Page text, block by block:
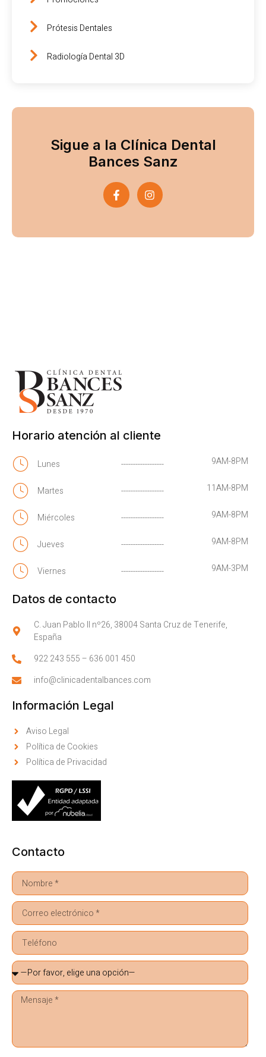
Prótesis Dentales
Radiología Dental 3D
Sigue a la Clínica Dental
Bances Sanz
Horario atención al cliente
Lunes ------------------ 9AM-8PM
Martes ------------------ 11AM-8PM
Miércoles ------------------ 9AM-8PM
Jueves ------------------ 9AM-8PM
Viernes ------------------ 9AM-3PM
Datos de contacto
C. Juan Pablo II nº26, 38004 Santa Cruz de Tenerife,
España
922 243 555– 636 001 450
info@clinicadentalbances.com
Información Legal
Aviso Legal
Política de Cookies
Política de Privacidad
Contacto